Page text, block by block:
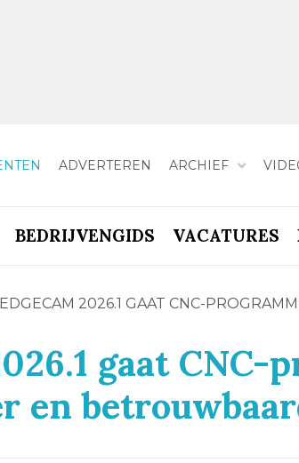
ADVERTEREN ARCHIEF
BEDRIJVENGIDS VACATURES
2026.1 GAAT CNC-
gaat CNC-
en